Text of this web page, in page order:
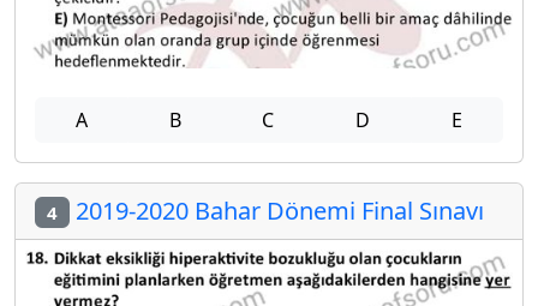
A B C D E
4 2019-2020 Bahar Dönemi Final Sınavı